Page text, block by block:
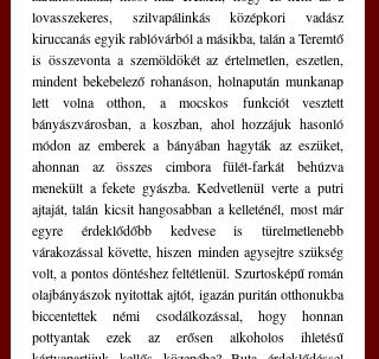
lovasszekeres, szilvapálinkás középkori vadász
kiruccanás egyik rablóvárból a másikba, talán a Teremtő
is összevonta a szemöldökét az értelmetlen, eszetlen,
mindent bekebelező rohanáson, holnapután munkanap
lett volna otthon, a mocskos funkciót vesztett
bányászvárosban, a koszban, ahol hozzájuk hasonló
módon az emberek a bányában hagyták az eszüket,
ahonnan az összes cimbora fülét-farkát behúzva
menekült a fekete gyászba. Kedvetlenül verte a putri
ajtaját, talán kicsit hangosabban a kelleténél, most már
egyre érdeklődőbb kedvese is türelmetlenebb
várakozással követte, hiszen minden agysejtre szükség
volt, a pontos döntéshez feltétlenül. Szurtosképű román
olajbányászok nyitottak ajtót, igazán puritán otthonukba
biccentettek némi csodálkozással, hogy honnan
pottyantak ezek az erősen alkoholos ihletésű